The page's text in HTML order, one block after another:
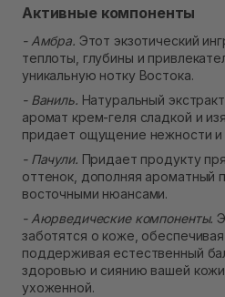
Активные компоненты
- Амбра. Этот экзотический
теплоты, глубины и
уникальную нотку Востока.
- Ваниль. Натуральный
аромат крем-геля сладкой и
придает ощущение нежности и
- Пачули. Придает продукту
оттенок, дополняя ароматный
восточными нюансами.
- Аюрведические компоненты.
заботятся о коже,
поддерживая естественный
здоровью и сиянию вашей
ухоженной.